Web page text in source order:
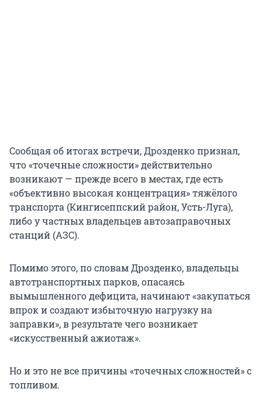
Сообщая об итогах встречи, Дрозденко признал,
что «точечные сложности» действительно
возникают — прежде всего в местах, где есть
«объективно высокая концентрация» тяжёлого
транспорта (Кингисеппский район, Усть-Луга),
либо у частных владельцев автозаправочных
станций (АЗС).
Помимо этого, по словам Дрозденко, владельцы
автотранспортных парков, опасаясь
вымышленного дефицита, начинают «закупаться
впрок и создают избыточную нагрузку на
заправки», в результате чего возникает
«искусственный ажиотаж».
Но и это не все причины «точечных сложностей» с
топливом.